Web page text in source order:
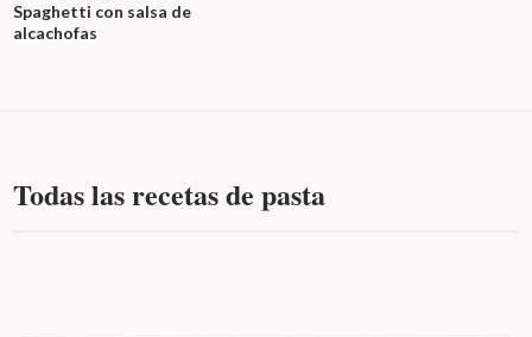
Spaghetti con salsa de
alcachofas
Todas las recetas de pasta